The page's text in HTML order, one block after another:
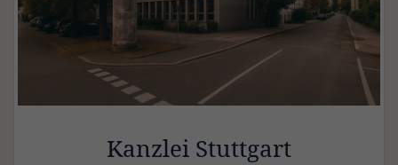
Kanzlei Stuttgart